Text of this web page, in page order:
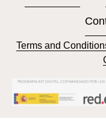
Terms and